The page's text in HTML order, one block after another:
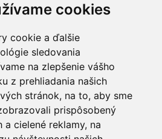
cookies
cookie a ďalšie
sledovania
na zlepšenie vášho
z prehliadania našich
stránok, na to, aby sme
prispôsobený
a cielené reklamy, na